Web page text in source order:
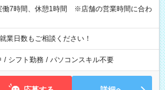
日数もご相談ください！
/ シフト勤務 / パソコンスキル不要